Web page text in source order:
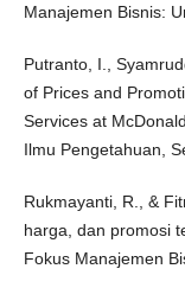
Manajemen Bisnis:
Putranto, I.,
of Prices and
Services at
Ilmu Pengetahuan,
Rukmayanti, R., &
harga, dan promosi
Fokus Manajemen